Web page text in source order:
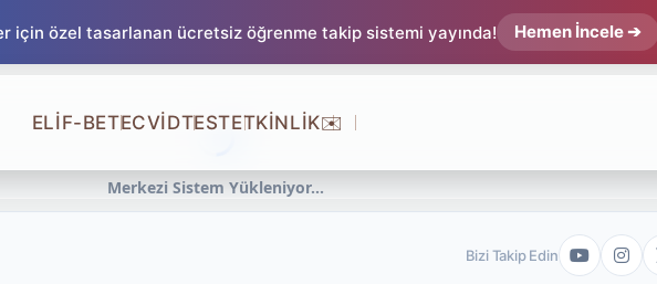
için özel tasarlanan ücretsiz öğrenme takip sistemi yayında! Hemen İncele ➔
ELİF-BETECVİDTESTETKİNLİK✉️
Merkezi Sistem Yükleniyor...
Bizi Takip Edin